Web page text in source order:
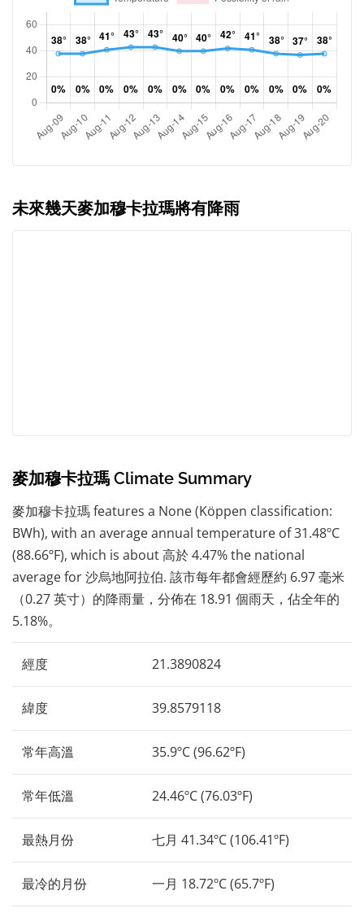
未來幾天麥加穆卡拉瑪將有降雨
麥加穆卡拉瑪 Climate Summary
麥加穆卡拉瑪 features a None (Köppen classification:
BWh), with an average annual temperature of 31.48ºC
(88.66ºF), which is about 高於 4.47% the national
average for 沙烏地阿拉伯. 該市每年都會經歷約 6.97 毫米
（0.27 英寸）的降雨量，分佈在 18.91 個雨天，佔全年的
5.18%。
經度 21.3890824
緯度 39.8579118
常年高溫 35.9ºC (96.62ºF)
常年低溫 24.46ºC (76.03ºF)
最熱月份 七月 41.34ºC (106.41ºF)
最冷的月份 一月 18.72ºC (65.7ºF)